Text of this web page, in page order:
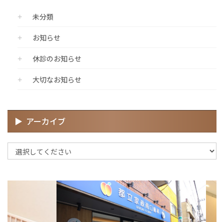
未分類
お知らせ
休診のお知らせ
大切なお知らせ
アーカイブ